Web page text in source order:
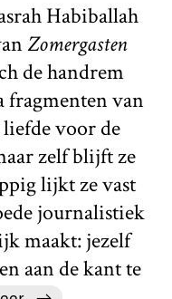
Habiballah
Zomergasten
de handrem
fragmenten van
voor de
zelf blijft ze
lijkt ze vast
journalistiek
maakt: jezelf
aan de kant te